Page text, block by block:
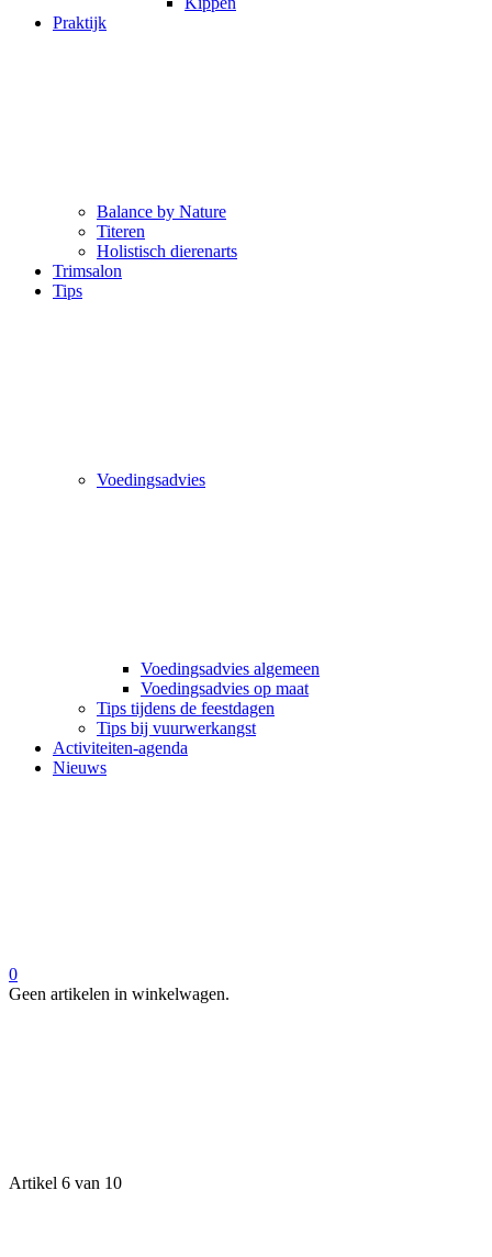
Praktijk
Balance by Nature
Titeren
Holistisch dierenarts
Trimsalon
Tips
Voedingsadvies
Voedingsadvies algemeen
Voedingsadvies op maat
Tips tijdens de feestdagen
Tips bij vuurwerkangst
Activiteiten-agenda
Nieuws
0
Geen artikelen in winkelwagen.
Artikel 6 van 10